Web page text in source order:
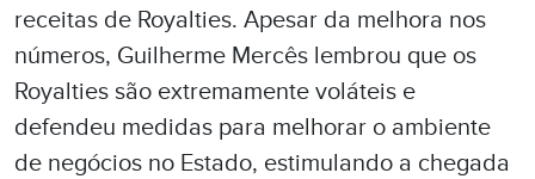
receitas de Royalties. Apesar da melhora nos
números, Guilherme Mercês lembrou que os
Royalties são extremamente voláteis e
defendeu medidas para melhorar o ambiente
de negócios no Estado, estimulando a chegada